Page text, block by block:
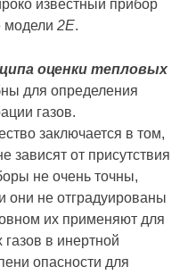
известный прибор
модели2Е.
оценки тепловых
для определения
газов.
заключается в том,
зависят от присутствия
не очень точны,
они не отградуированы
их применяют для
в инертной
опасности для